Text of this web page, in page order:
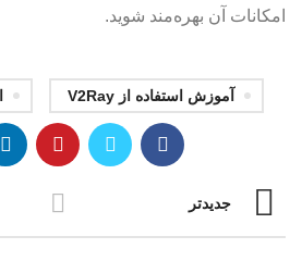
امکانات آن بهره‌مند شوید.
آموزش استفاده از V2Ray
جدیدتر